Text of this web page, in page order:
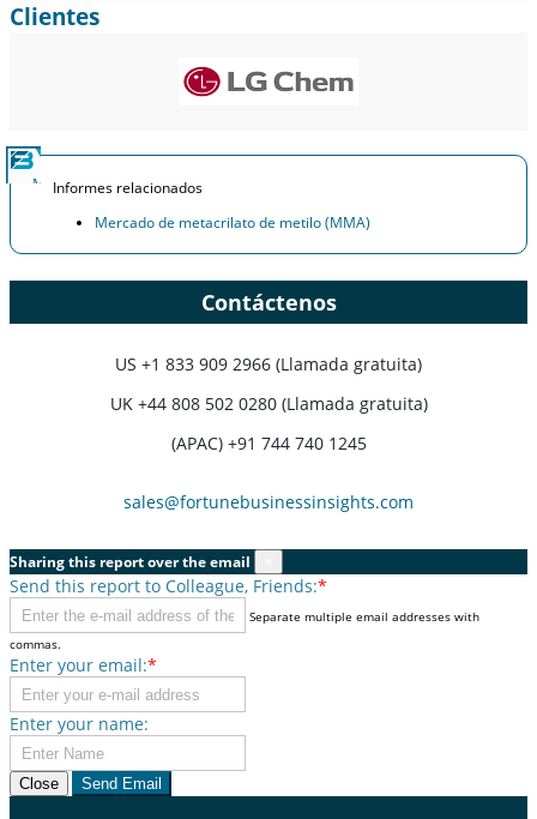
Ampliar la cobertura regional y por país, Análisis de segmentos,
sobre el usuario final.
Clientes
Informes relacionados
Mercado de metacrilato de metilo (MMA)
Contáctenos
US +1 833 909 2966 (Llamada gratuita)
UK +44 808 502 0280 (Llamada gratuita)
(APAC) +91 744 740 1245
sales@fortunebusinessinsights.com
Sharing this report over the email
Send this report to Colleague, Friends:*
Separate multiple email addresses with
commas.
Enter your email:*
Enter your name:
Close Send Email